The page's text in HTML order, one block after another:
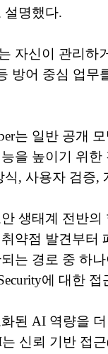
설명했다.
자신이 관리하
방어 중심 업무
는 일반 공개
을 높이기 위
식, 사용자 검증,
생태계 전반
약점 발견부터
는 경로 중 하
에 대한
된 AI 역량을
신뢰 기반 접